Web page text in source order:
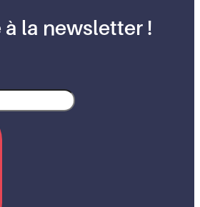
à la newsletter !